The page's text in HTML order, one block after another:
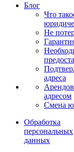
Блог
Что
Не
адреса
адресом
Смена
Обработка
персональных
данных